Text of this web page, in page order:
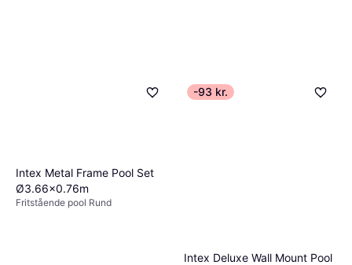
Intex Metal Frame Pool Set
Ø3.66x0.76m
Fritstående pool Rund
-93 kr.
Intex Deluxe Wall Mount Pool